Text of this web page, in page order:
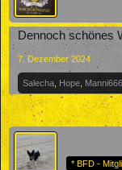
Dennoch schönes
7. Dezember 2024
Salecha Hope Manni666
* BFD -